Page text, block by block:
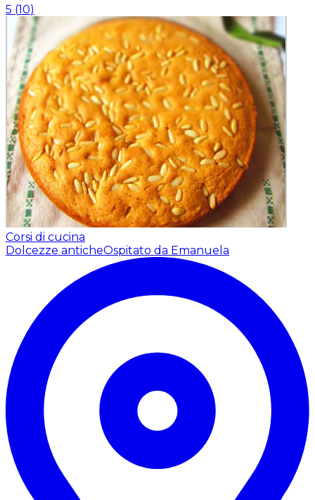
5 (10)
Corsi di cucina
Dolcezze anticheOspitato da Emanuela